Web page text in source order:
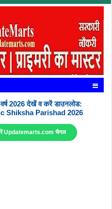
वर्ष 2026 देखें व करें डाउनलोड:
Shiksha Parishad 2026
Updatemarts.com चैनल